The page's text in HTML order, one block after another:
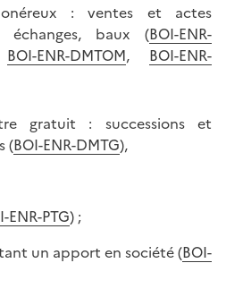
: ventes et actes
échanges, baux (BOI-ENR-
BOI-ENR-DMTOM, BOI-ENR-
gratuit : successions et
(BOI-ENR-DMTG),
ENR-PTG) ;
un apport en société (BOI-